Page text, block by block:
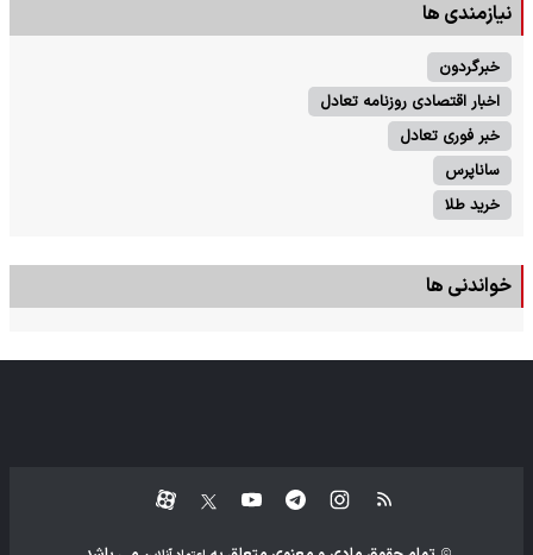
نیازمندی ها
خبرگردون
اخبار اقتصادی روزنامه تعادل
خبر فوری تعادل
ساناپرس
خرید طلا
خواندنی ها